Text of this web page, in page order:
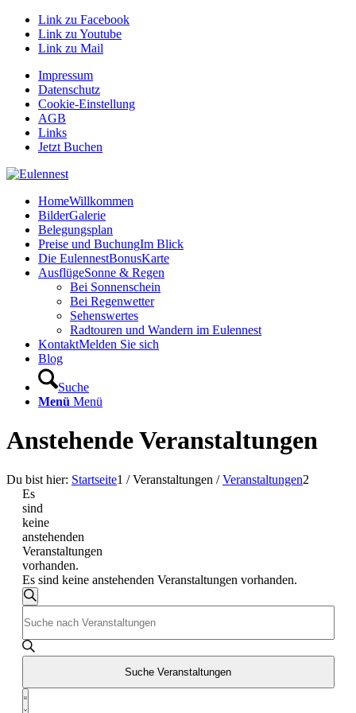
Link zu Facebook
Link zu Youtube
Link zu Mail
Impressum
Datenschutz
Cookie-Einstellung
AGB
Links
Jetzt Buchen
HomeWillkommen
BilderGalerie
Belegungsplan
Preise und BuchungIm Blick
Die EulennestBonusKarte
AusflügeSonne & Regen
Bei Sonnenschein
Bei Regenwetter
Sehenswertes
Radtouren und Wandern im Eulennest
KontaktMelden Sie sich
Blog
Suche
Menü Menü
Anstehende Veranstaltungen
Du bist hier: Startseite1 / Veranstaltungen / Veranstaltungen2
Es
sind
keine
anstehenden
Veranstaltungen
vorhanden.
Es sind keine anstehenden Veranstaltungen vorhanden.
Veranstaltungen
Suche
und
Ansichten,
Navigation
Suche
Schlüsselwort
eingeben.
Suche
Veranstaltungen
Schlüsselwort.
Suche Veranstaltungen
Veranstaltung
Liste